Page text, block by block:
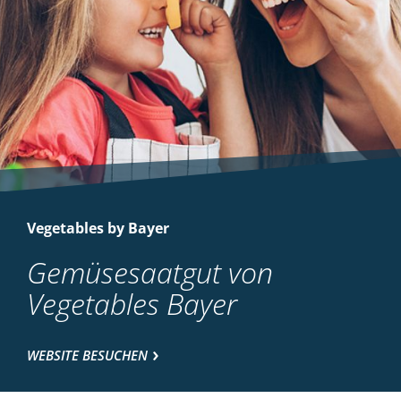
Vegetables by Bayer
Gemüsesaatgut von
Vegetables Bayer
WEBSITE BESUCHEN